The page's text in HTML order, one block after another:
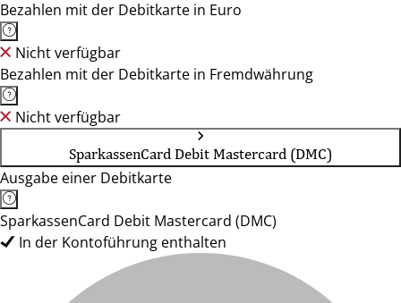
Bezahlen mit der Debitkarte in Euro
Nicht verfügbar
Bezahlen mit der Debitkarte in Fremdwährung
Nicht verfügbar
SparkassenCard Debit Mastercard (DMC)
Ausgabe einer Debitkarte
SparkassenCard Debit Mastercard (DMC)
In der Kontoführung enthalten